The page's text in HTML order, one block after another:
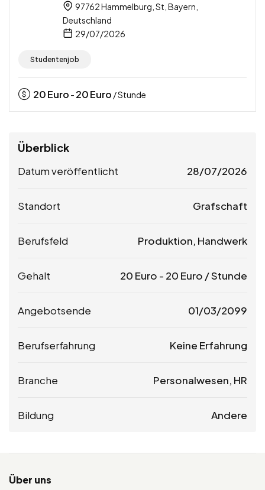
97762 Hammelburg, St, Bayern,
Deutschland
29/07/2026
Studentenjob
20Euro - 20Euro / Stunde
Überblick
Datum veröffentlicht 28/07/2026
Standort Grafschaft
Berufsfeld Produktion, Handwerk
Gehalt 20 Euro - 20 Euro / Stunde
Angebotsende 01/03/2099
Berufserfahrung Keine Erfahrung
Branche Personalwesen, HR
Bildung Andere
Über uns